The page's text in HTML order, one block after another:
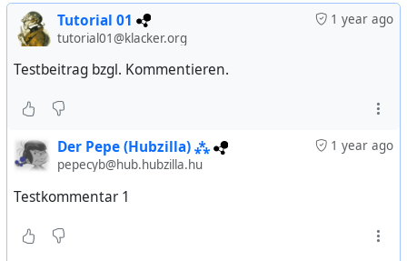
1 year ago
Tutorial 01
tutorial01@klacker.org
Testbeitrag bzgl. Kommentieren.
1 year ago
Der Pepe (Hubzilla) ⁂
pepecyb@hub.hubzilla.hu
Testkommentar 1